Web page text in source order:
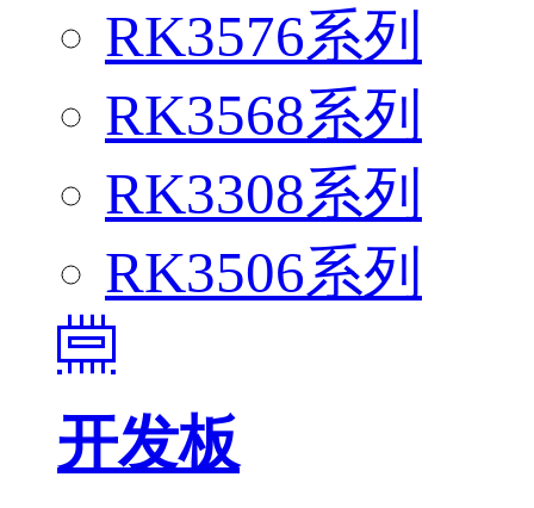
RK3576系列
RK3568系列
RK3308系列
RK3506系列
开发板